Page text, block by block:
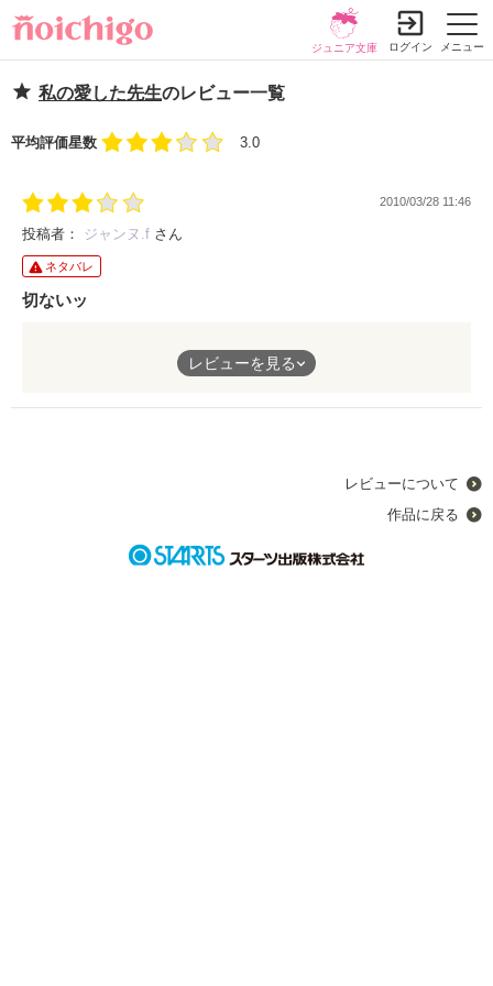
メニュー
ジュニア文庫 ログイン
私の愛した先生のレビュー一覧
平均評価星数 3.0
2010/03/28 11:46
投稿者： ジャンヌ.f さん
ネタバレ
切ないッ
叶わなくても、好きな気持ちを止められない。
そんな少女の儚い恋 レビューを見る
レビューについて
作品に戻る